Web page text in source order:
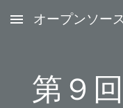
Skip to main content
オープンソー
第 ９